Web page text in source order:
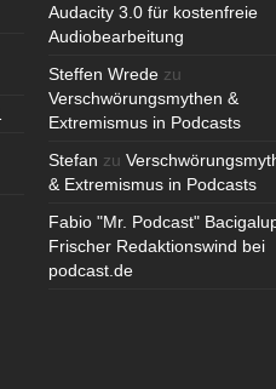
Audacity 3.0 für kostenfreie
Audiobearbeitung
Steffen Wrede zu
Verschwörungsmythen &
Extremismus in Podcasts
Stefan zu
& Extremismus in Podcasts
Fabio "Mr. Podcast"
Frischer Redaktionswind bei
podcast.de